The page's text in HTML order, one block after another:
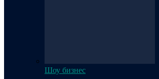
Шоу бизнес